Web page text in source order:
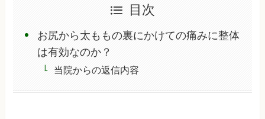
目次
お尻から太ももの裏にかけての痛みに整体
は有効なのか？
当院からの返信内容